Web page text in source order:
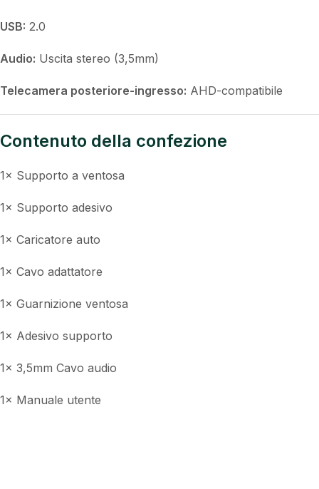
USB: 2.0
Audio: Uscita stereo (3,5mm)
Telecamera posteriore-ingresso: AHD-compatibile
Contenuto della confezione
1× Supporto a ventosa
1× Supporto adesivo
1× Caricatore auto
1× Cavo adattatore
1× Guarnizione ventosa
1× Adesivo supporto
1× 3,5mm Cavo audio
1× Manuale utente